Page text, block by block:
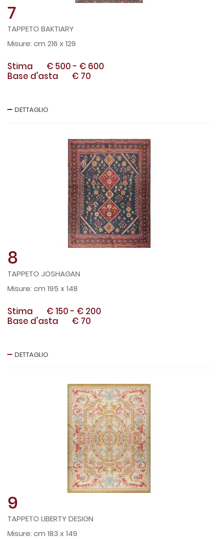
7
TAPPETO BAKTIARY
cm 216 x 129
Stima € 500 - € 600
Base d'asta
€ 70
DETTAGLIO
8
TAPPETO JOSHAGAN
cm 195 x 148
Stima € 150 - € 200
Base d'asta
€ 70
DETTAGLIO
9
TAPPETO LIBERTY DESIGN
cm 183 x 149